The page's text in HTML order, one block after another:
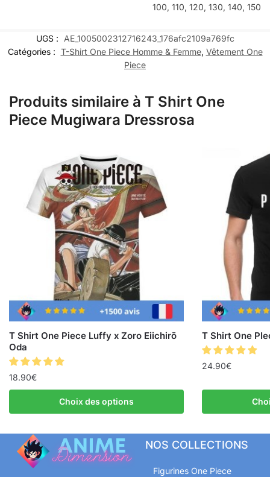
100, 110, 120, 130, 140, 150
UGS :
AE_1005002312716243_176afc2109a769fc
Catégories : T-Shirt One Piece Homme & Femme, Vêtement One
Piece
Produits similaire à T Shirt One
Piece Mugiwara Dressrosa
T Shirt One Piece Luffy x Zoro Eiichirō
Oda
18.90€
Choix des options
T Shirt One
24.90€
NOS COLLECTIONS
Figurines One Piece